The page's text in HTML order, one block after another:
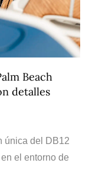
Beach
detalles
única del DB12
el entorno de